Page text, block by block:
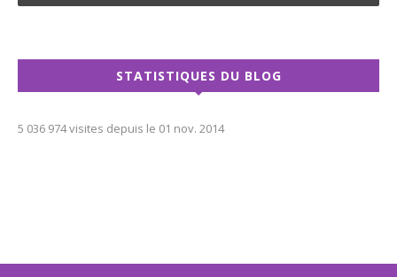
STATISTIQUES DU BLOG
5 036 974 visites depuis le 01 nov. 2014